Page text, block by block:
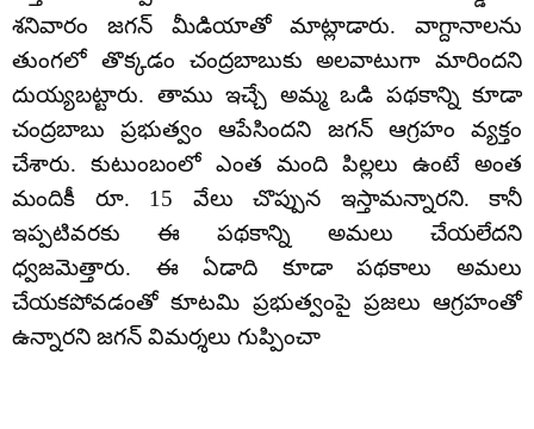
శనివారం జగన్ మీడియాతో మాట్లాడారు. వాగ్దానాలను
తుంగలో తొక్కడం చంద్రబాబుకు అలవాటుగా మారిందని
దుయ్యబట్టారు. తాము ఇచ్చే అమ్మ ఒడి పథకాన్ని కూడా
చంద్రబాబు ప్రభుత్వం ఆపేసిందని జగన్ ఆగ్రహం వ్యక్తం
చేశారు. కుటుంబంలో ఎంత మంది పిల్లలు ఉంటే అంత
మందికీ రూ. 15 వేలు చొప్పున ఇస్తామన్నారని. కానీ
ఇప్పటివరకు ఈ పథకాన్ని అమలు చేయలేదని
ధ్వజమెత్తారు. ఈ ఏడాది కూడా పథకాలు అమలు
చేయకపోవడంతో కూటమి ప్రభుత్వంపై ప్రజలు ఆగ్రహంతో
ఉన్నారని జగన్ విమర్శలు గుప్పించా